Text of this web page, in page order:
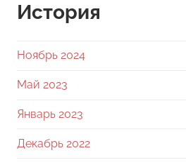
История
Ноябрь 2024
Май 2023
Январь 2023
Декабрь 2022